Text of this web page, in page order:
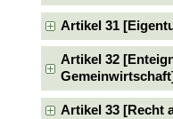
Artikel 31
Artikel 32
Gemeinwirtschaft]
Artikel 33 [Recht